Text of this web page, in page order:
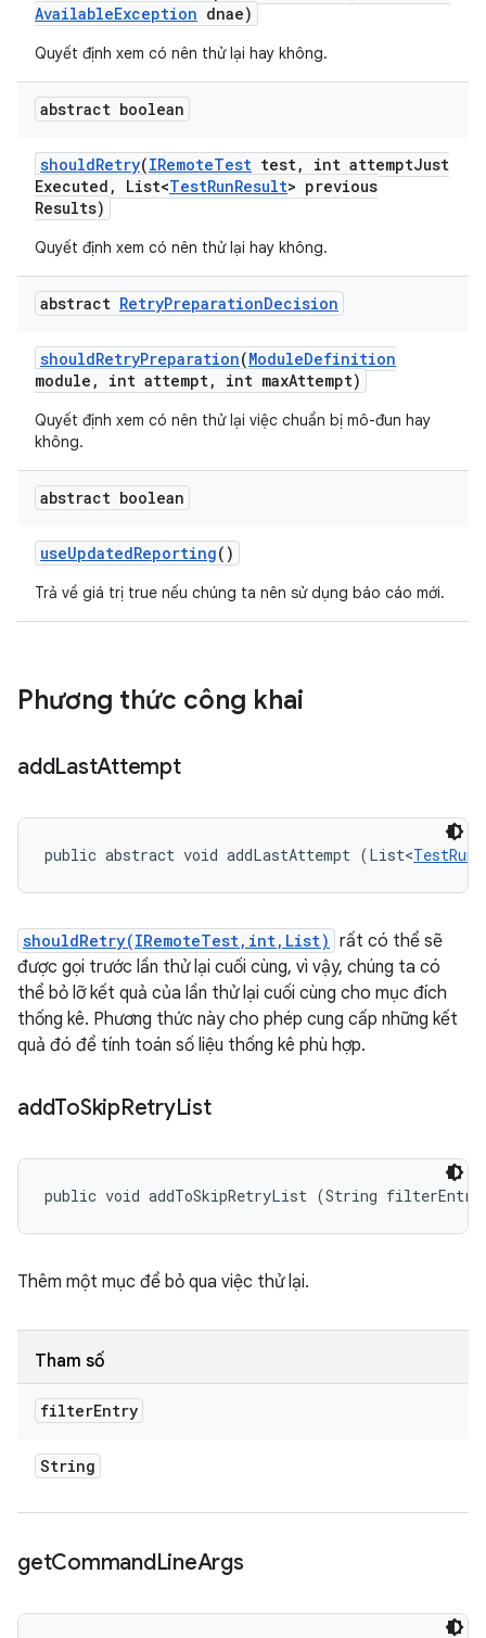
AvailableException dnae)
Quyết định xem có nên thử lại hay không.
abstract boolean
shouldRetry(IRemoteTest test, int attemptJust
Executed , List<TestRunResult> previous
Results)
Quyết định xem có nên thử lại hay không.
abstract RetryPreparationDecision
shouldRetryPreparation(ModuleDefinition
module , int attempt, int maxAttempt)
Quyết định xem có nên thử lại việc chuẩn bị mô-đun hay
không.
abstract boolean
useUpdatedReporting()
Trả về giá trị true nếu chúng ta nên sử dụng báo cáo mới.
Phương thức công khai
addLastAttempt
public abstract void addLastAttempt (List<
shouldRetry(IRemoteTest,int,List) rất có thể sẽ
được gọi trước lần thử lại cuối cùng, vì vậy, chúng ta có
thể bỏ lỡ kết quả của lần thử lại cuối cùng cho mục đích
thống kê. Phương thức này cho phép cung cấp những kết
quả đó để tính toán số liệu thống kê phù hợp.
addToSkipRetryList
public void addToSkipRetryList (String
Thêm một mục để bỏ qua việc thử lại.
Tham số
filterEntry
String
getCommandLineArgs